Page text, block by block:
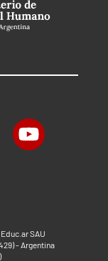
SAU
- Argentina